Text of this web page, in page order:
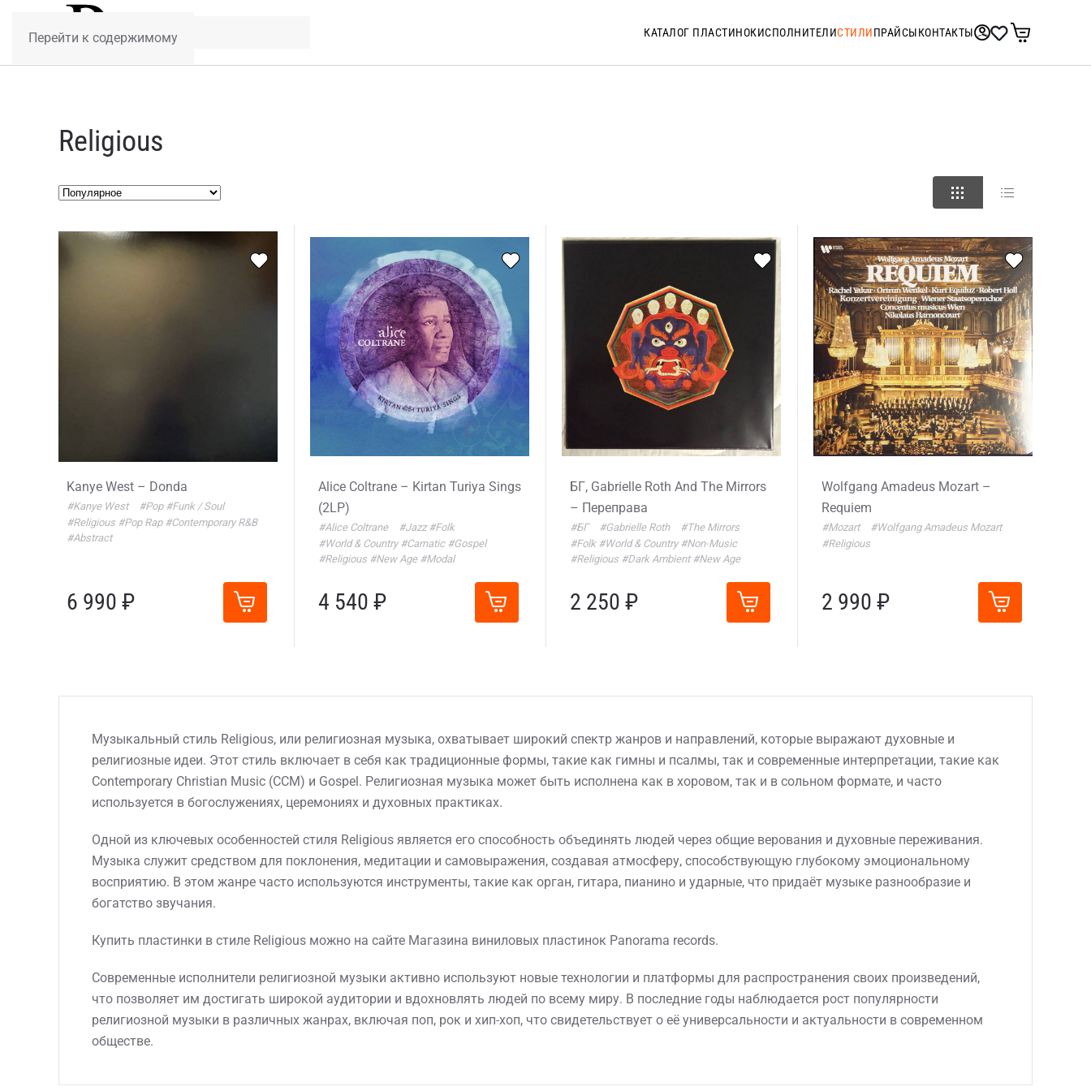
Перейти к содержимому КАТАЛОГ ПЛАСТИНОКИСПОЛНИТЕЛИСТИЛИПРАЙСЫКОНТАКТЫ
Religious
Kanye West – Donda
#Kanye West #Pop #Funk / Soul
#Religious #Pop Rap #Contemporary R&B
#Abstract
6 990 ₽
Alice Coltrane – Kirtan Turiya Sings
(2LP)
#Alice Coltrane #Jazz #Folk
#World & Country #Carnatic #Gospel
#Religious #New Age #Modal
4 540 ₽
БГ, Gabrielle Roth And The Mirrors
– Переправа
#БГ #Gabrielle Roth
#The Mirrors
#Folk #World & Country #Non-Music
#Religious #Dark Ambient #New Age
2 250 ₽
Wolfgang Amadeus Mozart –
Requiem
#Mozart
#Wolfgang Amadeus Mozart
#Religious
2 990 ₽
Музыкальный стиль Religious, или религиозная музыка, охватывает широкий спектр жанров и направлений, которые выражают духовные и
религиозные идеи. Этот стиль включает в себя как традиционные формы, такие как гимны и псалмы, так и современные интерпретации, такие как
Contemporary Christian Music (CCM) и Gospel. Религиозная музыка может быть исполнена как в хоровом, так и в сольном формате, и часто
используется в богослужениях, церемониях и духовных практиках.
Одной из ключевых особенностей стиля Religious является его способность объединять людей через общие верования и духовные переживания.
Музыка служит средством для поклонения, медитации и самовыражения, создавая атмосферу, способствующую глубокому эмоциональному
восприятию. В этом жанре часто используются инструменты, такие как орган, гитара, пианино и ударные, что придаёт музыке разнообразие и
богатство звучания.
Купить пластинки в стиле Religious можно на сайте Магазина виниловых пластинок Panorama records.
Современные исполнители религиозной музыки активно используют новые технологии и платформы для распространения своих произведений,
что позволяет им достигать широкой аудитории и вдохновлять людей по всему миру. В последние годы наблюдается рост популярности
религиозной музыки в различных жанрах, включая поп, рок и хип-хоп, что свидетельствует о её универсальности и актуальности в современном
обществе.